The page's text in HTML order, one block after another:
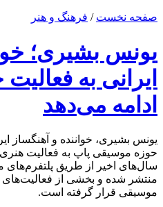
صفحه نخست / فرهنگ و هنر
یونس بشیری؛
ایرانی به
ادامه می‌دهد
یونس بشیری، خواننده و آهنگساز
حوزه موسیقی پاپ به فعالیت هنری
سال‌های اخیر از طریق
منتشر شده و بخشی از فعالیت‌های
موسیقی قرار گرفته است.